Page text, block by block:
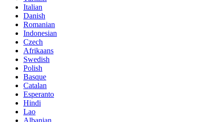
Italian
Danish
Romanian
Indonesian
Czech
Afrikaans
Swedish
Polish
Basque
Catalan
Esperanto
Hindi
Lao
Albanian